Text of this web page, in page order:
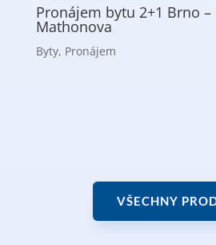
Pronájem bytu 2+1 Brno –
Mathonova
Byty, Pronájem
VŠECHNY